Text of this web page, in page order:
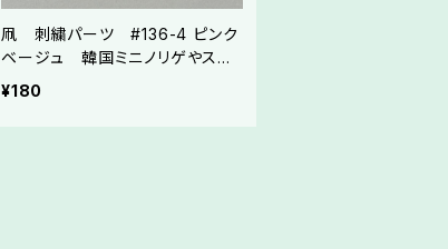
凧 刺繍パーツ #136-4 ピンク
ベージュ 韓国ミニノリゲやスト
ラップ制作にご利用ください
¥180